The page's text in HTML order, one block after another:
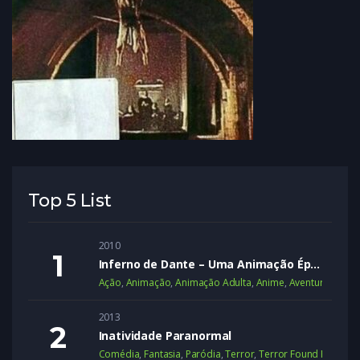
Top 5 List
2010
Inferno de Dante – Uma Animação Épica
Ação, Animação,Animação Adulta, Anime, Aventura
2013
Inatividade Paranormal
Comédia, Fantasia, Paródia,Terror,Terror Found Footage